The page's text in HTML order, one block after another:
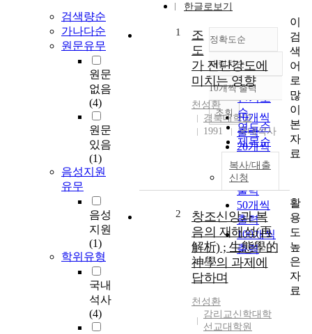
검색량순
가나다순
원문유무
원문
없음
(4)
원문
있음
(1)
음성지원
유무
음성
지원
(1)
학위유형
국내
석사
(4)
한글로보기
정확도순
정확도
순
인기도
순
연도순
제목순
발행기
관순
내림차순
내림차순
10개씩 출력
10개씩
출력
20개씩
출력
30개씩
출력
50개씩
출력
100개씩
출력
조회
1
조
도
가 전단강도에
미치는 영향
천성환
경북대학교
1991
국내석사
복사/대출
신청
2
창조신앙과 복
음의 재해석(再
解析) ; 生態學的
神學의 과제에
답하며
천성환
감리교신학대학
선교대학원
이
검
색
어
로
많
이
본
자
료
활
용
도
높
은
자
료